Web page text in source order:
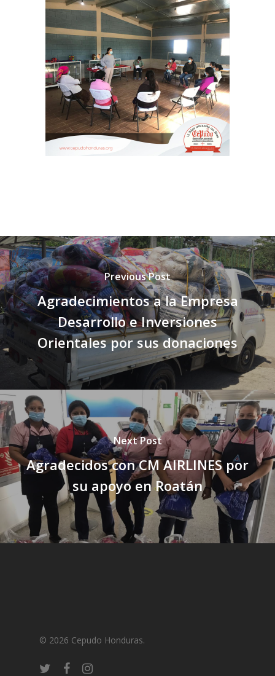
Previous Post
Agradecimientos a la Empresa
Desarrollo e Inversiones
Orientales por sus donaciones
Next Post
Agradecidos con CM AIRLINES por
su apoyo en Roatán
© 2026 Cepudo Honduras.
Vaca Mecánica
Villas Pesqueras